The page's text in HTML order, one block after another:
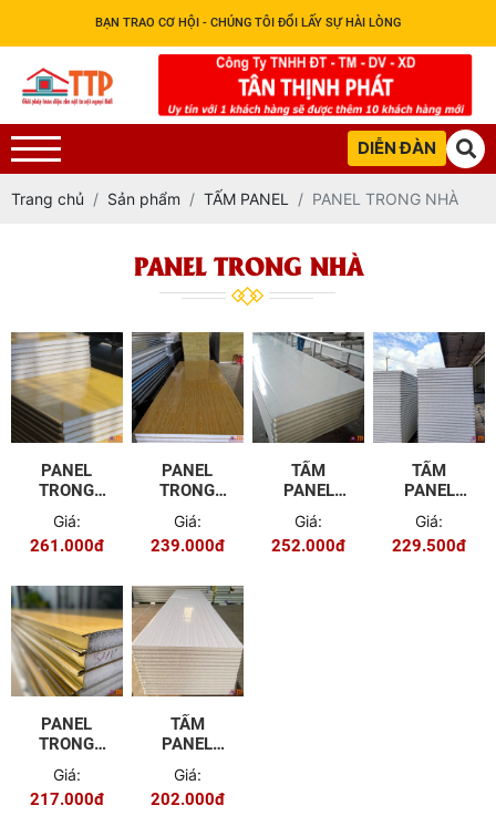
BẠN TRAO CƠ HỘI - CHÚNG TÔI ĐỔI LẤY SỰ HÀI LÒNG
DIỄN ĐÀN
Trang chủ Sản phẩm TẤM PANEL PANEL TRONG NHÀ
PANEL TRONG NHÀ
PANEL
TRONG
NHÀ MÀU
VÂN GỖ
100MM
Giá:
261.000đ
PANEL
TRONG
NHÀ MÀU
VÂN GỖ
75MM
Giá:
239.000đ
TẤM
PANEL
TRONG
NHÀ LÀM
TRẦN/VÁCH
Giá:
252.000đ
TẤM
PANEL
TRONG
NHÀ LÀM
TRẦN/VÁCH
Giá:
229.500đ
PANEL
TRONG
NHÀ MÀU
VÂN GỖ
50MM
Giá:
217.000đ
TẤM
PANEL
TRONG
NHÀ LÀM
TRẦN/VÁCH
Giá:
202.000đ